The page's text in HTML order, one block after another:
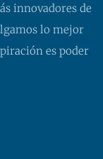
innovadores de
lo mejor
es poder